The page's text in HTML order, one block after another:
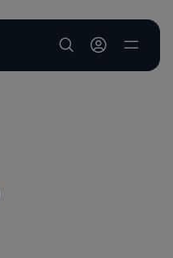
User account